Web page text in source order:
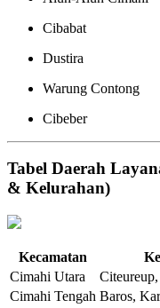
Cibabat
Dustira
Warung Contong
Cibeber
Tabel Daerah
& Kelurahan)
Kecamatan
Cimahi Utara
Cimahi Tengah Baros,